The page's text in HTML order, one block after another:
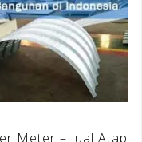
Meter – Jual Atap